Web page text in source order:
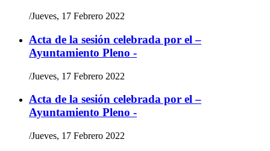
/Jueves, 17 Febrero 2022
Acta de la sesión celebrada por el –
Ayuntamiento Pleno -
/Jueves, 17 Febrero 2022
Acta de la sesión celebrada por el –
Ayuntamiento Pleno -
/Jueves, 17 Febrero 2022